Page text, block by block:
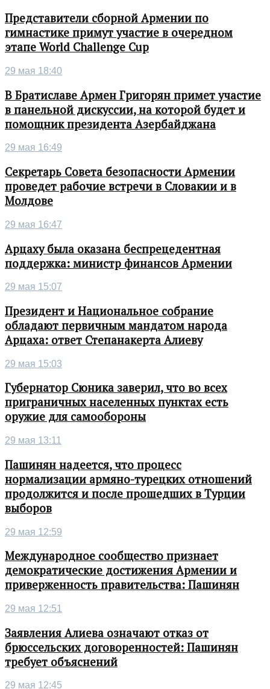
Представители сборной Армении по
гимнастике примут участие в очередном
этапе World Challenge Cup
29 мая 18:40
В Братиславе Армен Григорян примет участие
в панельной дискуссии, на которой будет и
помощник президента Азербайджана
29 мая 16:49
Секретарь Совета безопасности Армении
проведет рабочие встречи в Словакии и в
Молдове
29 мая 16:47
Арцаху была оказана беспрецедентная
поддержка: министр финансов Армении
29 мая 15:07
Президент и Национальное собрание
обладают первичным мандатом народа
Арцаха: ответ Степанакерта Алиеву
29 мая 15:03
Губернатор Сюника заверил, что во всех
приграничных населенных пунктах есть
оружие для самообороны
29 мая 13:11
Пашинян надеется, что процесс
нормализации армяно-турецких отношений
продолжится и после прошедших в Турции
выборов
29 мая 12:59
Международное сообщество признает
демократические достижения Армении и
приверженность правительства: Пашинян
29 мая 12:51
Заявления Алиева означают отказ от
брюссельских договоренностей: Пашинян
требует объяснений
29 мая 12:45